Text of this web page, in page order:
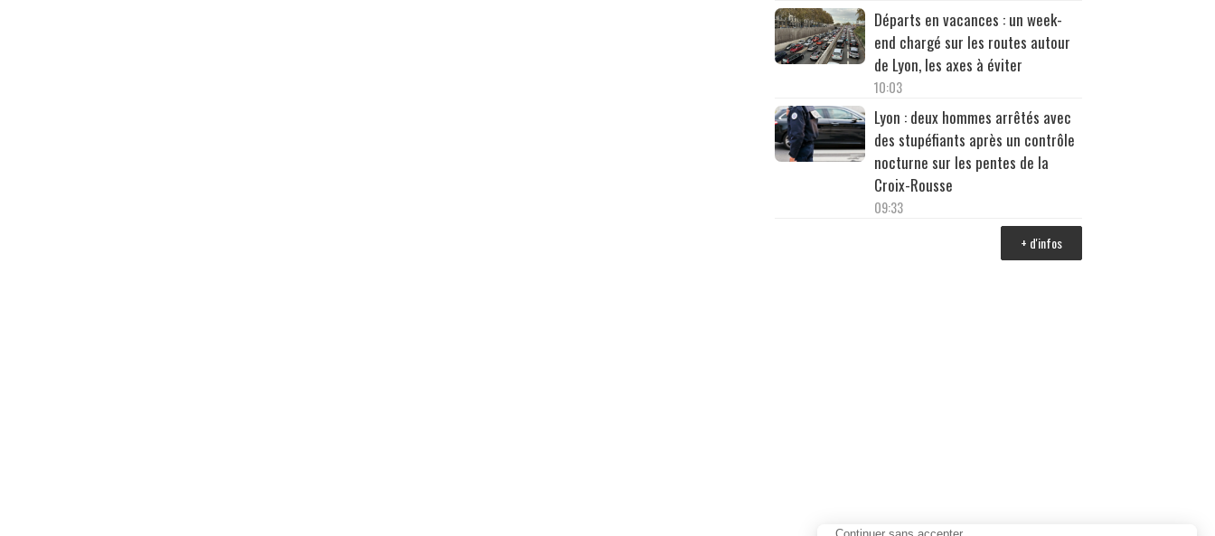
Départs en vacances : un week-
end chargé sur les routes autour
de Lyon, les axes à éviter
10:03
Lyon : deux hommes arrêtés avec
des stupéfiants après un contrôle
nocturne sur les pentes de la
Croix-Rousse
09:33
+ d'infos